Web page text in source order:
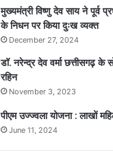
मुख्यमंत्री विष्णु देव साय ने पूर्व
के निधन पर किया दुःख व्यक्त
December 27, 2024
डॉ. नरेन्द्र देव वर्मा छत्तीसगढ़ के
रहिन
November 3, 2023
पीएम उज्ज्वला योजना : लाखों
June 11, 2024